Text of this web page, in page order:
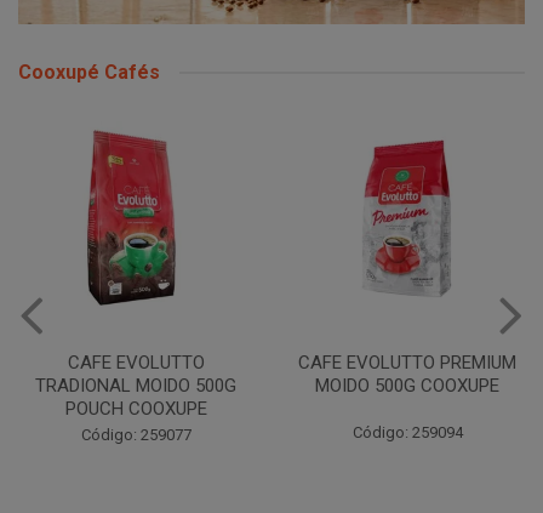
Cooxupé Cafés
CAFE EVOLUTTO
TRADIONAL MOIDO 500G
POUCH COOXUPE
Código: 259077
CAFE EVOLUTTO PREMIUM
MOIDO 500G COOXUPE
Código: 259094